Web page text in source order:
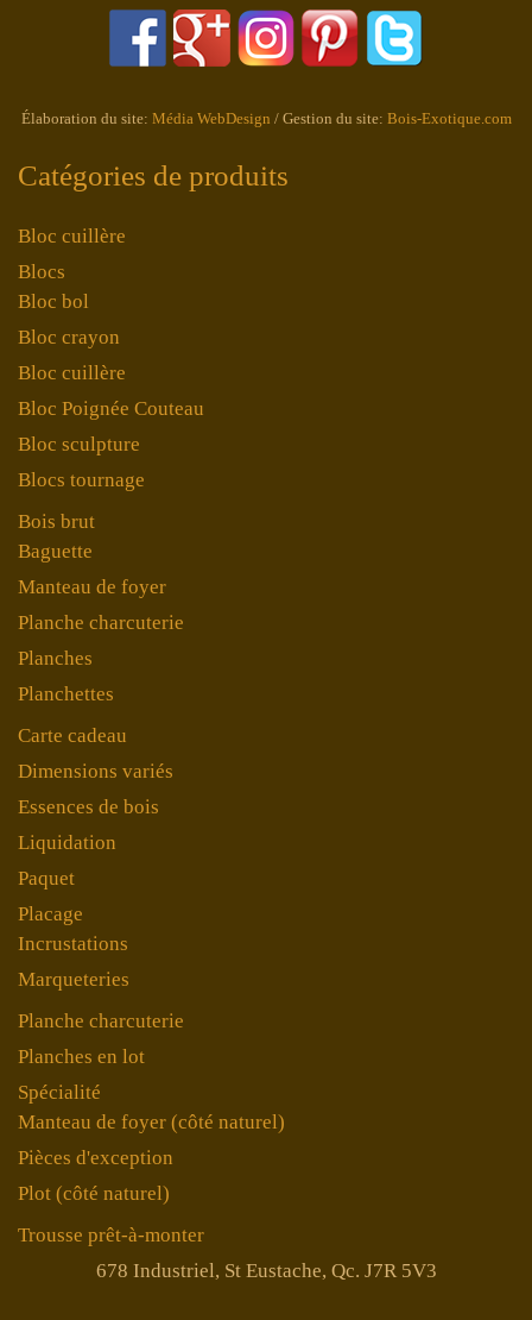
Élaboration du site: Média WebDesign / Gestion du site: Bois-Exotique.com
Catégories de produits
Bloc cuillère
Blocs
Bloc bol
Bloc crayon
Bloc cuillère
Bloc Poignée Couteau
Bloc sculpture
Blocs tournage
Bois brut
Baguette
Manteau de foyer
Planche charcuterie
Planches
Planchettes
Carte cadeau
Dimensions variés
Essences de bois
Liquidation
Paquet
Placage
Incrustations
Marqueteries
Planche charcuterie
Planches en lot
Spécialité
Manteau de foyer (côté naturel)
Pièces d'exception
Plot (côté naturel)
Trousse prêt-à-monter
678 Industriel, St Eustache, Qc. J7R 5V3